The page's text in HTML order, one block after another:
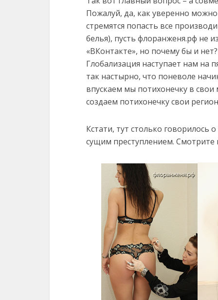
Пожалуй, да, как уверенно
стремятся попасть все
белья), пусть флоранженя.рф не
«ВКонтакте», но почему бы и
Глобализация наступает нам на
так настырно, что поневоле
впускаем мы потихонечку в
создаем потихонечку свои
Кстати, тут столько говорилось
сущим преступлением. Смотрите